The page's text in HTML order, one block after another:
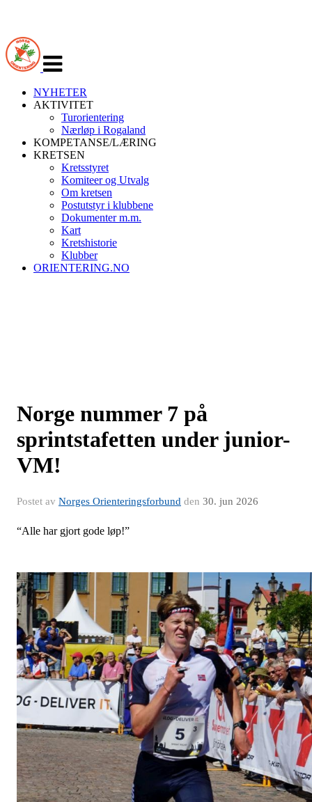
navigasjon
NYHETER
AKTIVITET
Turorientering
Nærløp i Rogaland
KOMPETANSE/LÆRING
KRETSEN
Kretsstyret
Komiteer og Utvalg
Om kretsen
Postutstyr i klubbene
Dokumenter m.m.
Kart
Kretshistorie
Klubber
ORIENTERING.NO
Norge nummer 7 på
sprintstafetten under junior-
VM!
Postet av Norges Orienteringsforbund den 30. jun 2026
“Alle har gjort gode løp!”